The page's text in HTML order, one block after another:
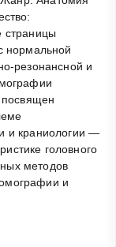
страницы
нормальной
резонансной и
посвящен
и краниологии —
головного
методов
и